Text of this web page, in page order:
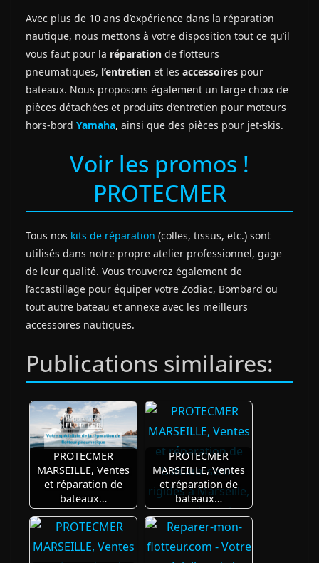
Avec plus de 10 ans d’expérience dans la réparation
nautique, nous mettons à votre disposition tout ce qu’il
vous faut pour la réparation de flotteurs
pneumatiques, l’entretien et les accessoires pour
bateaux. Nous proposons également un large choix de
pièces détachées et produits d’entretien pour moteurs
hors-bord Yamaha, ainsi que des pièces pour jet-skis.
Voir les promos !
PROTECMER
Tous nos kits de réparation (colles, tissus, etc.) sont
utilisés dans notre propre atelier professionnel, gage
de leur qualité. Vous trouverez également de
l’accastillage pour équiper votre Zodiac, Bombard ou
tout autre bateau et annexe avec les meilleurs
accessoires nautiques.
Publications similaires:
PROTECMER
MARSEILLE, Ventes
et réparation de
bateaux…
PROTECMER
MARSEILLE, Ventes
et réparation de
bateaux…